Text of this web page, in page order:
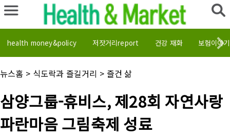
health money&policy 저잣거리report 건강 재화 보험이야기
채
널
뉴스홈 > 식도락과 즐길거리 > 즐건 삶
기
사
목
:
삼양그룹-휴비스, 제28회 자연사랑
파란마음 그림축제 성료